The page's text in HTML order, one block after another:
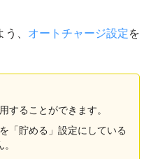
、 オートチャージ設定を
することができます。
「貯める」設定にしている